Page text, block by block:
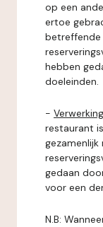
op een
ertoe
betreffende
hebben
doeleinden.
-
restaurant
gedaan
voor een
N.B: